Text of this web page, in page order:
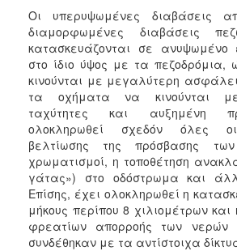
Οι υπερυψωμένες διαβάσεις
διαμορφωμένες διαβάσεις
κατασκευάζονται σε ανυψωμένο
στο ίδιο ύψος με τα πεζοδρόμια,
κινούνται με μεγαλύτερη
τα οχήματα να κινούνται
ταχύτητες και αυξημένη
ολοκληρωθεί σχεδόν όλες
βελτίωσης της πρόσβασης
χρωματισμοί, η τοποθέτηση
γάτας») στο οδόστρωμα και
Επίσης, έχει ολοκληρωθεί η
μήκους περίπου 8 χιλιομέτρων
φρεατίων απορροής των νερών
συνδέθηκαν με τα αντίστοιχα